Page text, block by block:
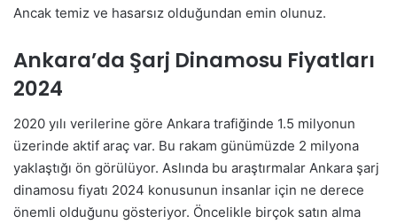
Ancak temiz ve hasarsız olduğundan emin olunuz.
Ankara’da Şarj Dinamosu Fiyatları
2024
2020 yılı verilerine göre Ankara trafiğinde 1.5 milyonun
üzerinde aktif araç var. Bu rakam günümüzde 2 milyona
yaklaştığı ön görülüyor. Aslında bu araştırmalar Ankara şarj
dinamosu fiyatı 2024 konusunun insanlar için ne derece
önemli olduğunu gösteriyor. Öncelikle birçok satın alma